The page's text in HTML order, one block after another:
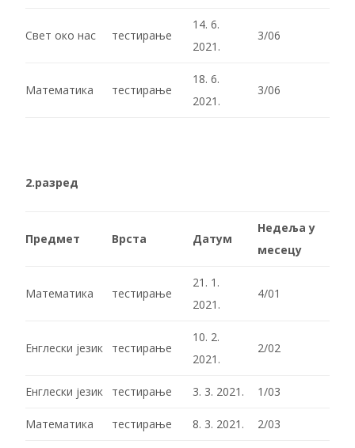
Свет око нас тестирање
14. 6.
2021.
3/06
Математика тестирање
18. 6.
2021.
3/06
2.разред
Предмет Врста Датум
Недеља у
месецу
Математика тестирање
21. 1.
2021.
4/01
Енглески језик тестирање
10. 2.
2021.
2/02
Енглески језик тестирање 3. 3. 2021. 1/03
Математика тестирање 8. 3. 2021. 2/03